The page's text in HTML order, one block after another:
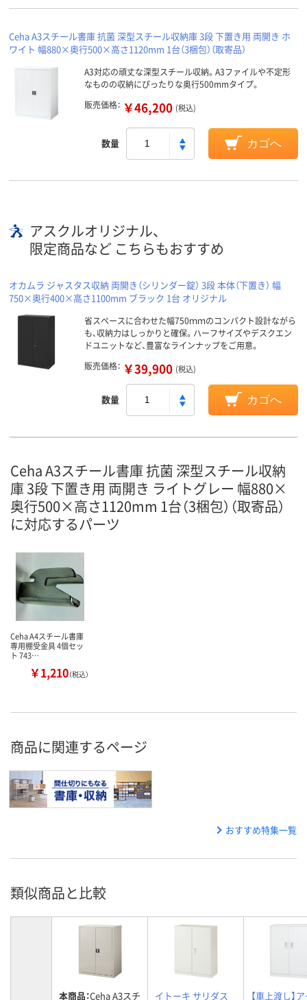
Ceha A3スチール書庫 抗菌 深型スチール収納庫 3段 下置き用 両開き ホ
ワイト 幅880×奥行500×高さ1120mm 1台（3梱包）（取寄品）
A3対応の頑丈な深型スチール収納。A3ファイルや不定形
なものの収納にぴったりな奥行500mmタイプ。
販売価格： ￥46,200 (税込)
数量 カゴへ
アスクルオリジナル、
限定商品など こちらもおすすめ
オカムラ ジャスタス収納 両開き（シリンダー錠） 3段 本体（下置き） 幅
750×奥行400×高さ1100mm ブラック 1台 オリジナル
省スペースに合わせた幅750ｍｍのコンパクト設計ながら
も、収納力はしっかりと確保。ハーフサイズやデスクエン
ドユニットなど、豊富なラインナップをご用意。
販売価格： ￥39,900 (税込)
数量 カゴへ
Ceha A3スチール書庫 抗菌 深型スチール収納
庫 3段 下置き用 両開き ライトグレー 幅880×
奥行500×高さ1120mm 1台（3梱包）（取寄品）
に対応するパーツ
Ceha A4スチール書庫
専用棚受金具 4個セッ
ト 743…
￥1,210（税込）
商品に関連するページ
おすすめ特集一覧
類似商品と比較
本商品：Ceha A3スチ イトーキ サリダス 【車上渡し】